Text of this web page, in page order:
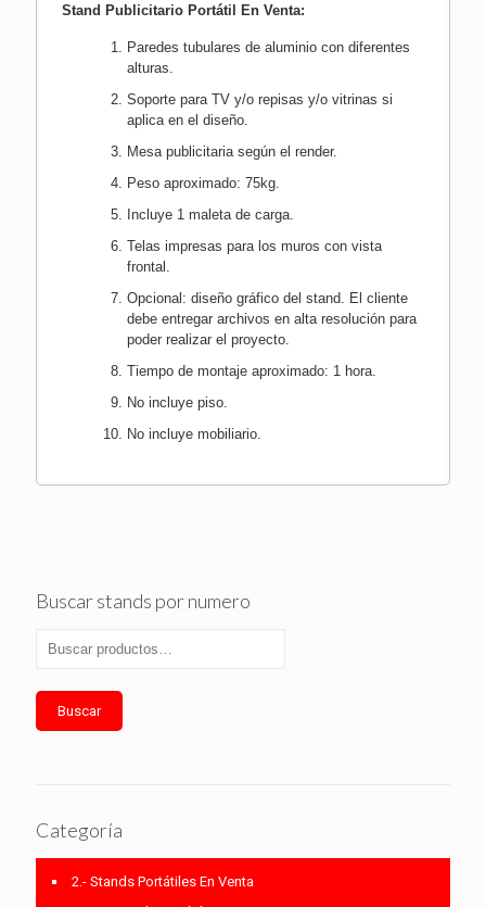
Stand Publicitario Portátil En Venta:
Paredes tubulares de aluminio con diferentes
alturas.
Soporte para TV y/o repisas y/o vitrinas si
aplica en el diseño.
Mesa publicitaria según el render.
Peso aproximado: 75kg.
Incluye 1 maleta de carga.
Telas impresas para los muros con vista
frontal.
Opcional: diseño gráfico del stand. El cliente
debe entregar archivos en alta resolución para
poder realizar el proyecto.
Tiempo de montaje aproximado: 1 hora.
No incluye piso.
No incluye mobiliario.
Buscar stands por numero
Buscar
Categoría
2.- Stands Portátiles En Venta